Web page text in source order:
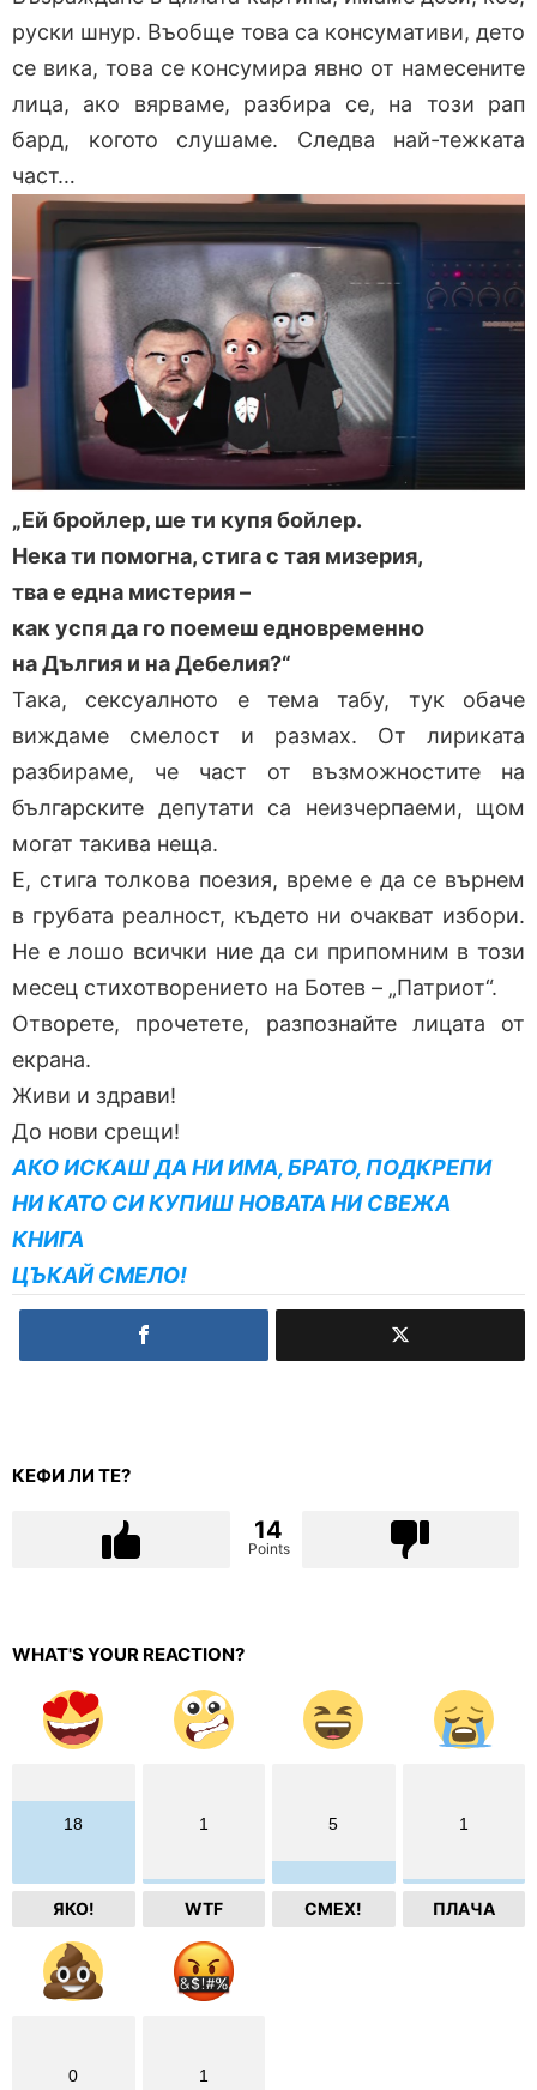
руски шнур. Въобще това са консумативи, дето
се вика, това се консумира явно от намесените
лица, ако вярваме, разбира се, на този рап
бард, когото слушаме. Следва най-тежката
част…
„Ей бройлер, ше ти купя бойлер.
Нека ти помогна, стига с тая мизерия,
тва е една мистерия –
как успя да го поемеш едновременно
на Дългия и на Дебелия?“
Така, сексуалното е тема табу, тук обаче
виждаме смелост и размах. От лириката
разбираме, че част от възможностите на
българските депутати са неизчерпаеми, щом
могат такива неща.
Е, стига толкова поезия, време е да се върнем
в грубата реалност, където ни очакват избори.
Не е лошо всички ние да си припомним в този
месец стихотворението на Ботев – „Патриот“.
Отворете, прочетете, разпознайте лицата от
екрана.
Живи и здрави!
До нови срещи!
АКО ИСКАШ ДА НИ ИМА, БРАТО, ПОДКРЕПИ
НИ КАТО СИ КУПИШ НОВАТА НИ СВЕЖА
КНИГА
ЦЪКАЙ СМЕЛО!
КЕФИ ЛИ ТЕ?
14
Points
WHAT'S YOUR REACTION?
18
ЯКО!
1
WTF
5
СМЕХ!
1
ПЛАЧА
0 1